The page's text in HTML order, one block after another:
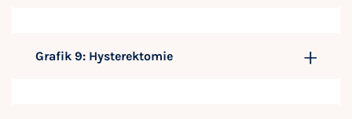
Grafik 9: Hysterektomie